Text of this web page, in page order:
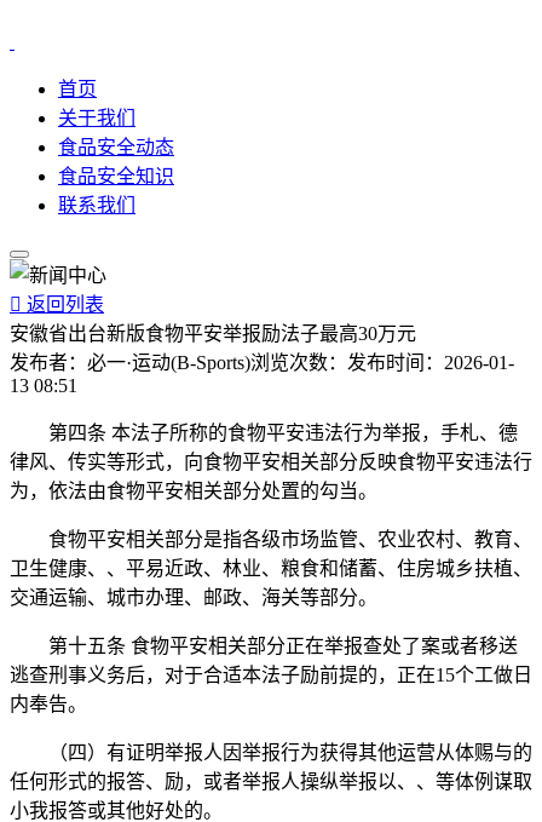
首页
关于我们
食品安全动态
食品安全知识
联系我们
 返回列表
安徽省出台新版食物平安举报励法子最高30万元
发布者： 必一·运动(B-Sports)浏览次数： 发布时间： 2026-01-
13 08:51
第四条 本法子所称的食物平安违法行为举报，手札、德
律风、传实等形式，向食物平安相关部分反映食物平安违法行
为，依法由食物平安相关部分处置的勾当。
食物平安相关部分是指各级市场监管、农业农村、教育、
卫生健康、、平易近政、林业、粮食和储蓄、住房城乡扶植、
交通运输、城市办理、邮政、海关等部分。
第十五条 食物平安相关部分正在举报查处了案或者移送
逃查刑事义务后，对于合适本法子励前提的，正在15个工做日
内奉告。
（四）有证明举报人因举报行为获得其他运营从体赐与的
任何形式的报答、励，或者举报人操纵举报以、、等体例谋取
小我报答或其他好处的。